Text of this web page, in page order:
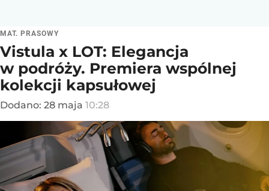
MAT. PRASOWY
Vistula x LOT: Elegancja
w podróży. Premiera wspólnej
kolekcji kapsułowej
Dodano: 28 maja 10:28